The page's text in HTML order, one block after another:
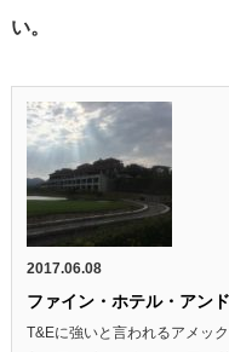
い。
2017.06.08
ファイン・ホテル・アン
T&Eに強いと言われるアメッ